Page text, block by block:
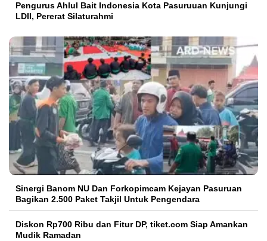
Pengurus Ahlul Bait Indonesia Kota Pasuruuan Kunjungi
LDII, Pererat Silaturahmi
Sinergi Banom NU Dan Forkopimcam Kejayan Pasuruan
Bagikan 2.500 Paket Takjil Untuk Pengendara
Diskon Rp700 Ribu dan Fitur DP, tiket.com Siap Amankan
Mudik Ramadan